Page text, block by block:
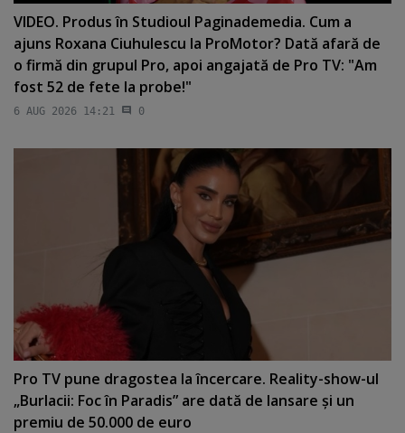
VIDEO. Produs în Studioul Paginademedia. Cum a
ajuns Roxana Ciuhulescu la ProMotor? Dată afară de
o firmă din grupul Pro, apoi angajată de Pro TV: "Am
fost 52 de fete la probe!"
6 AUG 2026 14:21 0
Pro TV pune dragostea la încercare. Reality-show-ul
„Burlacii: Foc în Paradis” are dată de lansare şi un
premiu de 50.000 de euro